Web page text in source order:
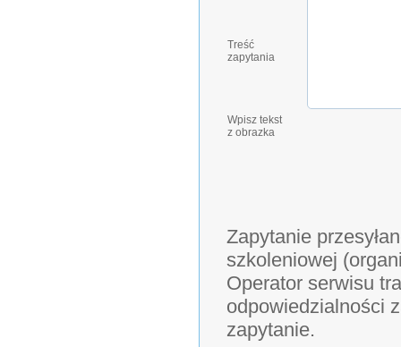
Treść
zapytania
Wpisz tekst
z obrazka
Zapytanie
szkoleniowej
Operator serwisu
odpowiedzialności
zapytanie.